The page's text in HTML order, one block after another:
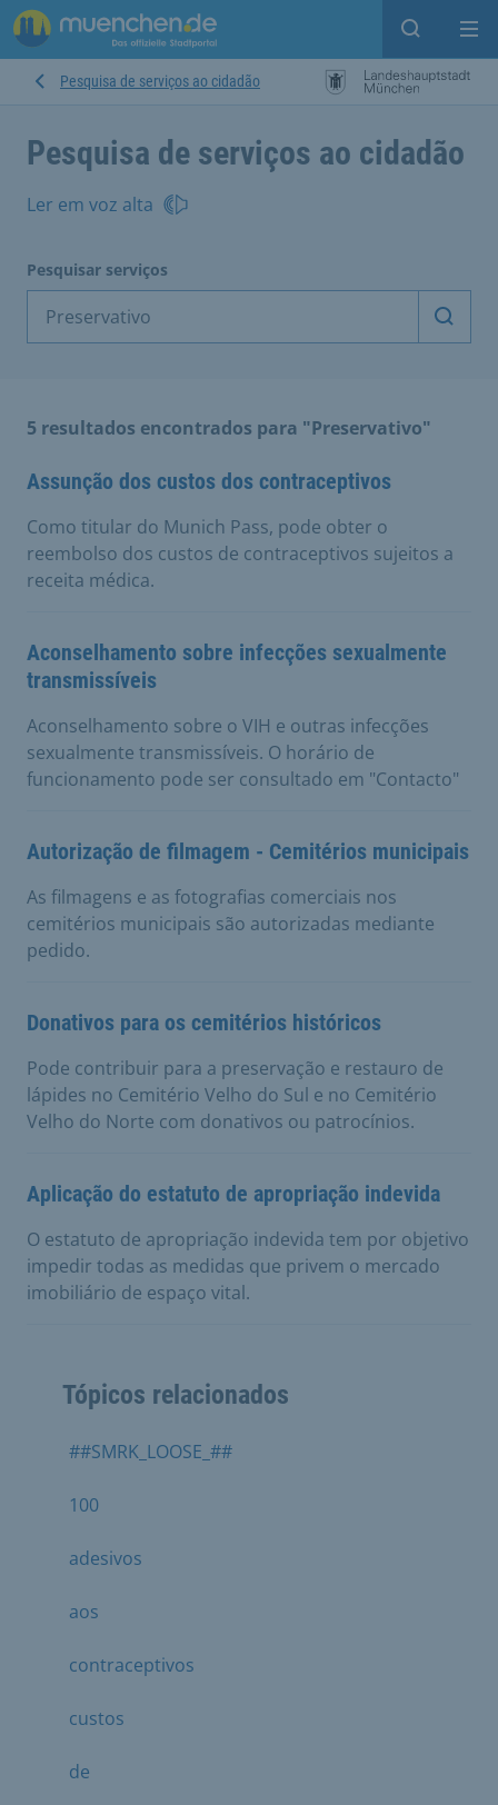
Open
Pesquisa de serviços ao cidadão
Pesquisa de serviços ao cidadão
Ler em voz alta
Pesquisar serviços
5 resultados encontrados para "Preservativo"
Assunção dos custos dos contraceptivos
Como titular do Munich Pass, pode obter o
reembolso dos custos de contraceptivos sujeitos a
receita médica.
Aconselhamento sobre infecções sexualmente
transmissíveis
Aconselhamento sobre o VIH e outras infecções
sexualmente transmissíveis. O horário de
funcionamento pode ser consultado em "Contacto"
Autorização de filmagem - Cemitérios municipais
As filmagens e as fotografias comerciais nos
cemitérios municipais são autorizadas mediante
pedido.
Donativos para os cemitérios históricos
Pode contribuir para a preservação e restauro de
lápides no Cemitério Velho do Sul e no Cemitério
Velho do Norte com donativos ou patrocínios.
Aplicação do estatuto de apropriação indevida
O estatuto de apropriação indevida tem por objetivo
impedir todas as medidas que privem o mercado
imobiliário de espaço vital.
Tópicos relacionados
##SMRK_LOOSE_##
100
adesivos
aos
contraceptivos
custos
de